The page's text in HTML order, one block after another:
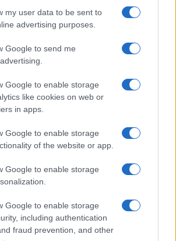
my user data to be sent to
advertising purposes.
Google to send me
Google to enable storage
like cookies on web or
in apps.
Google to enable storage
of the website or app.
Google to enable storage
Google to enable storage
including authentication
fraud prevention, and other
2026
il colore dei capelli in estate:
di Aldo Coppola
2026